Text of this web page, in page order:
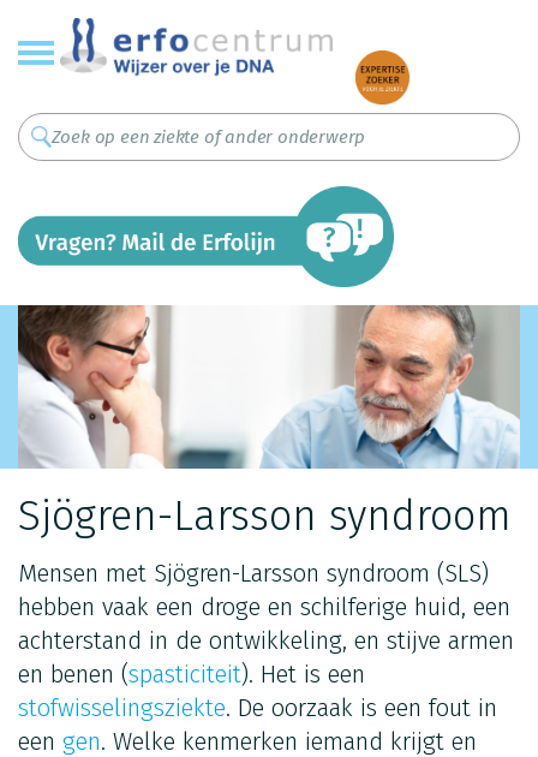
Overslaan
en
naar
inhoud
gaan
Sjögren-Larsson syndroom
Mensen met Sjögren-Larsson syndroom (SLS)
hebben vaak een droge en schilferige huid, een
achterstand in de ontwikkeling, en stijve armen
en benen (spasticiteit). Het is een
stofwisselingsziekte. De oorzaak is een fout in
een gen. Welke kenmerken iemand krijgt en